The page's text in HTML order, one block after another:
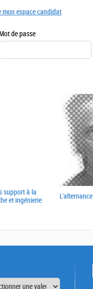
Mot de passe
mon espace candidat
support à la
et ingénierie
L'alternance